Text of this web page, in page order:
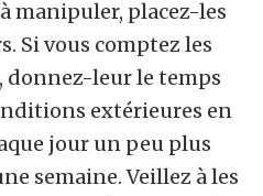
manipuler, placez-les
Si vous comptez les
donnez-leur le temps
extérieures en
jour un peu plus
semaine. Veillez à les